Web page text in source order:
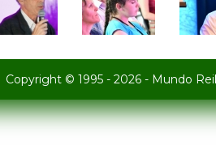
Copyright © 1995 - 2026 - Mundo